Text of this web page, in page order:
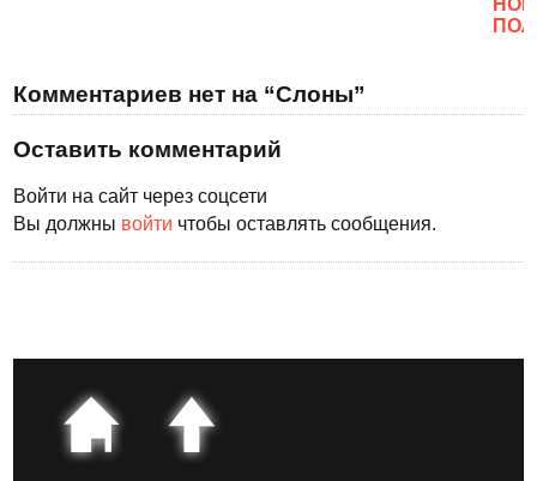
Комментариев нет на “Слоны”
Оставить комментарий
Войти на сайт через соцсети
Вы должны войти чтобы оставлять сообщения.